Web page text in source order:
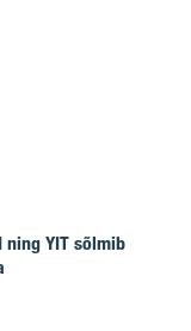
ning YIT sõlmib